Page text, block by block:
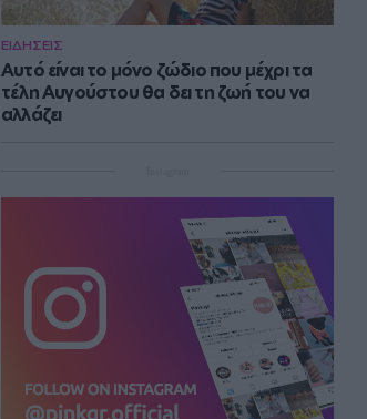
ΕΙΔΗΣΕΙΣ
Αυτό είναι το μόνο ζώδιο που μέχρι τα
τέλη Αυγούστου θα δει τη ζωή του να
αλλάζει